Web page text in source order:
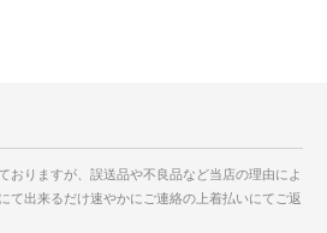
おりますが、誤送品や不良品など当店の理由によ
て出来るだけ速やかにご連絡の上着払いにてご返